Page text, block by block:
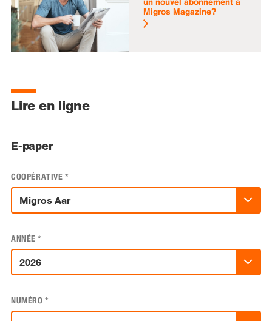
Migros Magazine?
Lire en ligne
E-paper
COOPÉRATIVE *
ANNÉE *
NUMÉRO *